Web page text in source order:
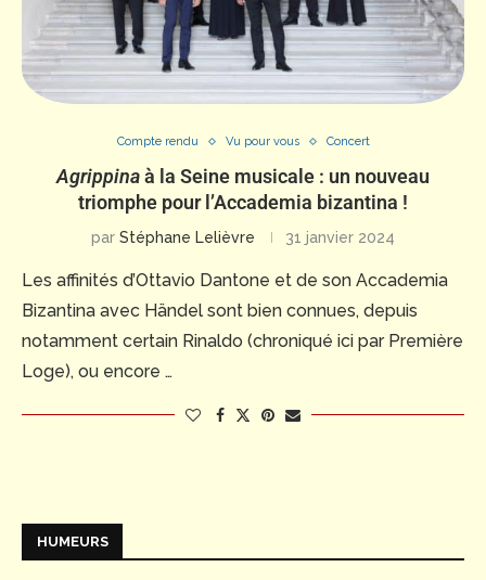
Compte rendu Vu pour vous Concert
Agrippinaà la Seine musicale : un nouveau
triomphe pour l’Accademia bizantina !
par Stéphane Lelièvre 31 janvier 2024
Les affinités d’Ottavio Dantone et de son Accademia
Bizantina avec Händel sont bien connues, depuis
notamment certain Rinaldo (chroniqué ici par Première
Loge), ou encore …
HUMEURS